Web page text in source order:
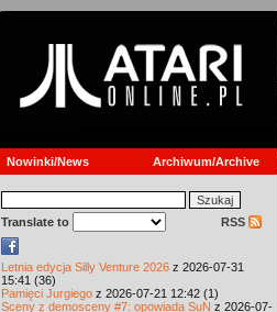
Nowinki/News Archiwum/Archive
Translate to RSS
Letnia edycja Silly Venture 2026 z 2026-07-31
15:41 (36)
Pamięci Jurgiego z 2026-07-21 12:42 (1)
Sceny z demosceny #7: opowiada SuN z 2026-07-